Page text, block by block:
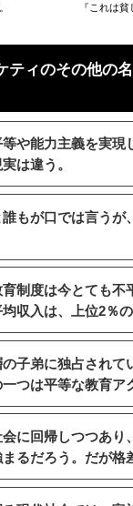
『これは貧
ティのその他の
や能力主義を実現
は違う。
もが口では言うが
制度は今とても不
収入は、上位2％
子弟に独占されて
つは平等な教育ア
会に回帰しつつあり
るだろう。だが格